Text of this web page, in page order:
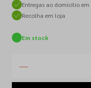
Entregas ao domicílio
Recolha em loja
Em stock